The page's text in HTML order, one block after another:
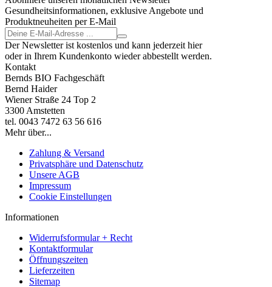
Gesundheitsinformationen, exklusive Angebote und
Produktneuheiten per E-Mail
Der Newsletter ist kostenlos und kann jederzeit hier
oder in Ihrem Kundenkonto wieder abbestellt werden.
Kontakt
Bernds BIO Fachgeschäft
Bernd Haider
Wiener Straße 24 Top 2
3300 Amstetten
tel. 0043 7472 63 56 616
Mehr über...
Zahlung & Versand
Privatsphäre und Datenschutz
Unsere AGB
Impressum
Cookie Einstellungen
Informationen
Widerrufsformular + Recht
Kontaktformular
Öffnungszeiten
Lieferzeiten
Sitemap